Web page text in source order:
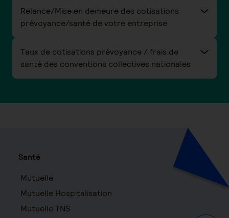
Relance/Mise en demeure des cotisations
prévoyance/santé de votre entreprise
Taux de cotisations prévoyance / frais de
santé des conventions collectives nationales
Santé
Mutuelle
Mutuelle Hospitalisation
Mutuelle TNS